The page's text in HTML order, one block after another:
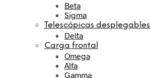
Beta
Sigma
Telescópicas desplegables
Delta
Carga frontal
Omega
Alfa
Gamma